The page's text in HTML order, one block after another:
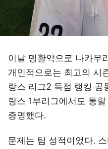
이날 맹활약으로 나카무
개인적으로는 최고의 시
랑스 리그2 득점 랭킹 공
랑스 1부리그에서도 통
증명했다.
문제는 팀 성적이었다.